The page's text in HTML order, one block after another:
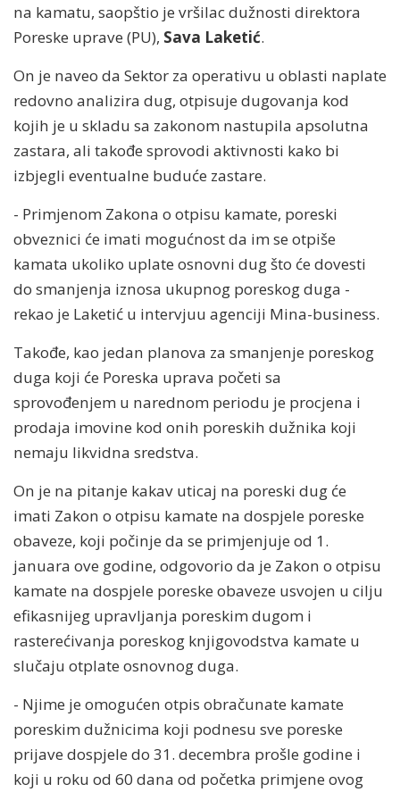
na kamatu, saopštio je vršilac dužnosti direktora
Poreske uprave (PU), Sava Laketić.
On je naveo da Sektor za operativu u oblasti naplate
redovno analizira dug, otpisuje dugovanja kod
kojih je u skladu sa zakonom nastupila apsolutna
zastara, ali takođe sprovodi aktivnosti kako bi
izbjegli eventualne buduće zastare.
- Primjenom Zakona o otpisu kamate, poreski
obveznici će imati mogućnost da im se otpiše
kamata ukoliko uplate osnovni dug što će dovesti
do smanjenja iznosa ukupnog poreskog duga -
rekao je Laketić u intervjuu agenciji Mina-business.
Takođe, kao jedan planova za smanjenje poreskog
duga koji će Poreska uprava početi sa
sprovođenjem u narednom periodu je procjena i
prodaja imovine kod onih poreskih dužnika koji
nemaju likvidna sredstva.
On je na pitanje kakav uticaj na poreski dug će
imati Zakon o otpisu kamate na dospjele poreske
obaveze, koji počinje da se primjenjuje od 1.
januara ove godine, odgovorio da je Zakon o otpisu
kamate na dospjele poreske obaveze usvojen u cilju
efikasnijeg upravljanja poreskim dugom i
rasterećivanja poreskog knjigovodstva kamate u
slučaju otplate osnovnog duga.
- Njime je omogućen otpis obračunate kamate
poreskim dužnicima koji podnesu sve poreske
prijave dospjele do 31. decembra prošle godine i
koji u roku od 60 dana od početka primjene ovog